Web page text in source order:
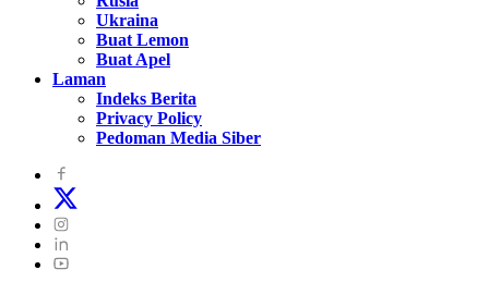
Ukraina
Buat Lemon
Buat Apel
Laman
Indeks Berita
Privacy Policy
Pedoman Media Siber